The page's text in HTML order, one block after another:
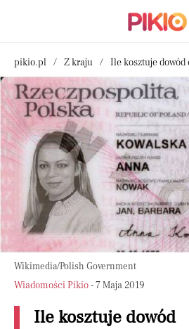
pikio.pl Z kraju Ile kosztuje dowód
Wikimedia/Polish Government
Wiadomości Pikio- 7 Maja 2019
Ile kosztuje dowód